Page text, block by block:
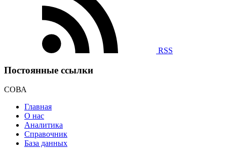
RSS
Постоянные ссылки
СОВА
Главная
О нас
Аналитика
Справочник
База данных